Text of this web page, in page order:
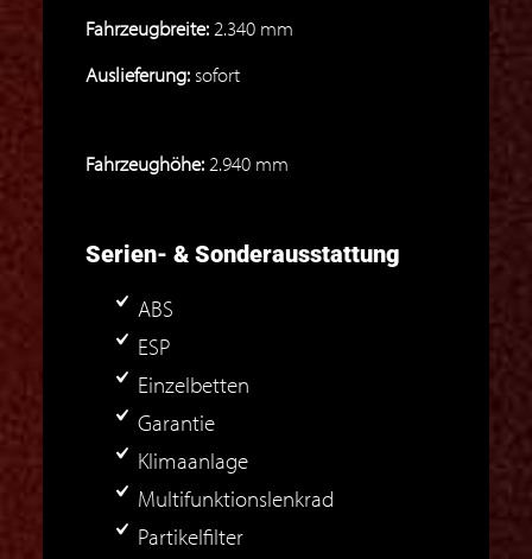
Fahrzeugbreite: 2.340 mm
Auslieferung: sofort
Fahrzeughöhe: 2.940 mm
Serien- & Sonderausstattung
ABS
ESP
Einzelbetten
Garantie
Klimaanlage
Multifunktionslenkrad
Partikelfilter